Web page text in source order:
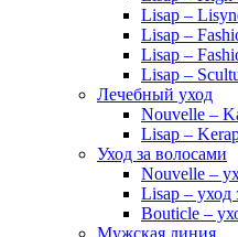
Lisap –
Lisap –
Lisap –
Lisap –
Лечебный уход
Nouvelle –
Lisap –
Уход за волосами
Nouvelle –
Lisap – уход
Bouticle –
Мужская линия